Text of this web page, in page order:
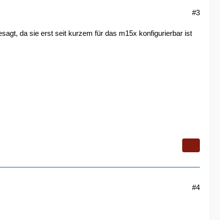
#3
da sie erst seit kurzem für das m15x konfigurierbar ist
#4